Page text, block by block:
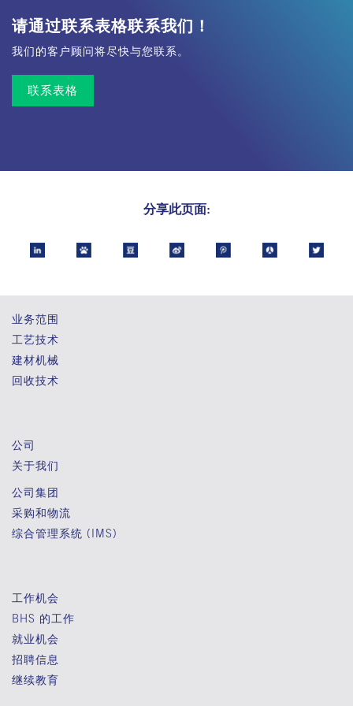
请通过联系表格联系我们！
我们的客户顾问将尽快与您联系。
联系表格
分享此页面:
业务范围
工艺技术
建材机械
回收技术
公司
关于我们
公司集团
采购和物流
综合管理系统 (IMS)
工作机会
BHS 的工作
就业机会
招聘信息
继续教育